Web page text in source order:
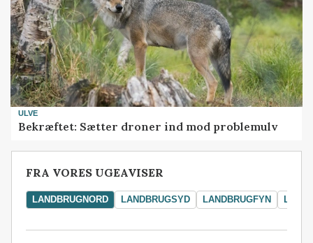
ULVE
Bekræftet: Sætter droner ind mod problemulv
FRA VORES UGEAVISER
LANDBRUGNORD LANDBRUGSYD LANDBRUGFYN